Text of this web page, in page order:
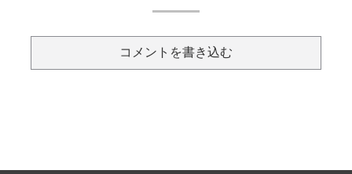
コメントを書き込む